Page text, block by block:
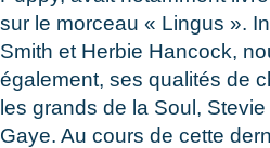
sur le morceau « Lingus ».
Smith et Herbie Hancock,
également, ses qualités de
les grands de la Soul,
Gaye. Au cours de cette